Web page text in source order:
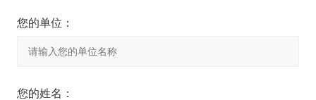
您的单位：
您的姓名：